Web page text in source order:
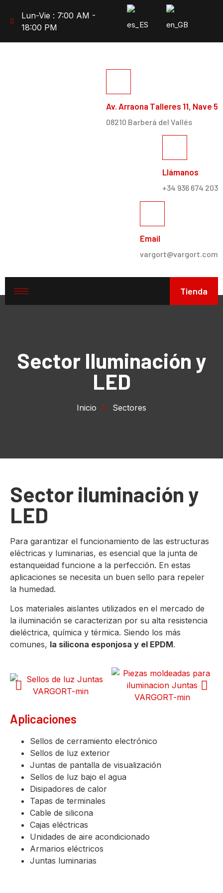
Lun-Vie : 7:00 AM -
18:00 PM
Av. Arraona Talleres 11, Nave 5
08210 Barberá del Vallés
Llámanos
+34 936 674 203
Email
vargort@vargort.com
Tienda
Sector Iluminación y
LED
Inicio Sectores
Sector iluminación y
LED
Para garantizar el funcionamiento de las estructuras
eléctricas y luminarias, es esencial que la junta de
estanqueidad funcione a la perfección. En estas
aplicaciones se necesita un buen sello para repeler
la humedad.
Los materiales aislantes utilizados en el mercado de
la iluminación se caracterizan por su alta resistencia
dieléctrica, química y térmica. Siendo los más
comunes, la silicona esponjosa y el EPDM.
Aplicaciones
Sellos de cerramiento electrónico
Sellos de luz exterior
Juntas de pantalla de visualización
Sellos de luz bajo el agua
Disipadores de calor
Tapas de terminales
Cable de silicona
Cajas eléctricas
Unidades de aire acondicionado
Armarios eléctricos
Juntas luminarias